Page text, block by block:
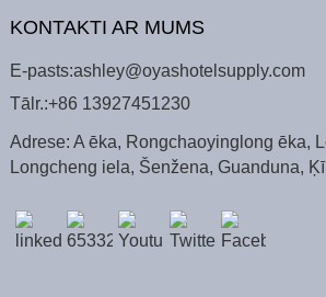
KONTAKTI AR MUMS
E-pasts:ashley@oyashotelsupply.com
Tālr.:+86 13927451230
Adrese: A ēka, Rongchaoyinglong ēka,
Longcheng iela, Šenžena, Guanduna,